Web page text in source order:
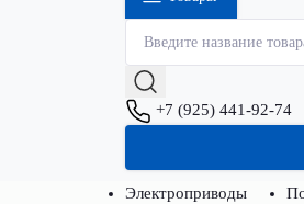
+7 (925) 441-92-74
Электроприводы